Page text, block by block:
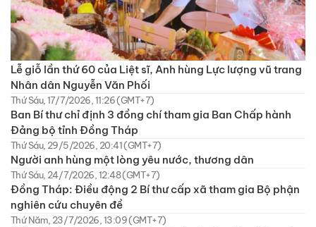
Lễ giỗ lần thứ 60 của Liệt sĩ, Anh hùng Lực lượng vũ trang
Nhân dân Nguyễn Văn Phối
Thứ Sáu, 17/7/2026, 11:26 (GMT+7)
Ban Bí thư chỉ định 3 đồng chí tham gia Ban Chấp hành
Đảng bộ tỉnh Đồng Tháp
Thứ Sáu, 29/5/2026, 20:41 (GMT+7)
Người anh hùng một lòng yêu nước, thương dân
Thứ Sáu, 24/7/2026, 12:48 (GMT+7)
Đồng Tháp: Điều động 2 Bí thư cấp xã tham gia Bộ phận
nghiên cứu chuyên đề
Thứ Năm, 23/7/2026, 13:09 (GMT+7)